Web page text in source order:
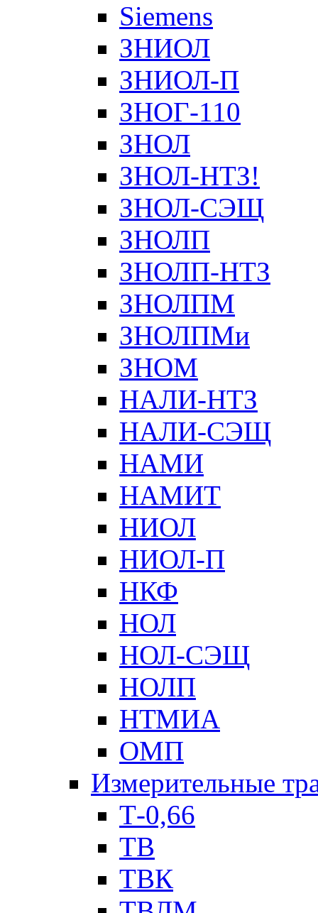
Siemens
ЗНИОЛ
ЗНИОЛ-П
ЗНОГ-110
ЗНОЛ
ЗНОЛ-НТЗ!
ЗНОЛ-СЭЩ
ЗНОЛП
ЗНОЛП-НТЗ
ЗНОЛПМ
ЗНОЛПМи
ЗНОМ
НАЛИ-НТЗ
НАЛИ-СЭЩ
НАМИ
НАМИТ
НИОЛ
НИОЛ-П
НКФ
НОЛ
НОЛ-СЭЩ
НОЛП
НТМИА
ОМП
Измерительные
Т-0,66
ТВ
ТВК